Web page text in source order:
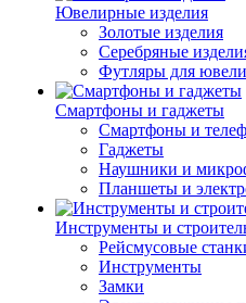
Ювелирные изделия
Золотые изделия
Серебряные
Футляры для
Смартфоны и гаджеты
Смартфоны и
Гаджеты
Наушники и
Планшеты и
Инструменты и
Рейсмусовые
Инструменты
Замки